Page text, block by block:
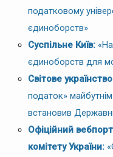
податковому
єдиноборств»
Суспільне Київ:
єдиноборств для
Світове
податок»
встановив
Офіційний
комітету України: